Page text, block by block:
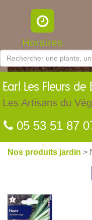
Horaires
Earl Les Fleurs de
Les Artisans du
05 53 51 87
Nos produits jardin >